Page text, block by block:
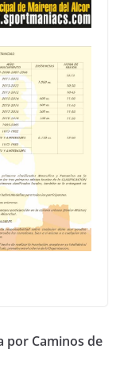
por Caminos de